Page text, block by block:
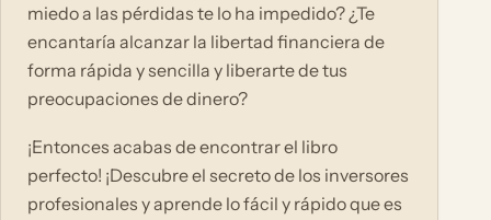
miedo a las pérdidas te lo ha impedido? ¿Te
encantaría alcanzar la libertad financiera de
forma rápida y sencilla y liberarte de tus
preocupaciones de dinero?
¡Entonces acabas de encontrar el libro
perfecto! ¡Descubre el secreto de los inversores
profesionales y aprende lo fácil y rápido que es